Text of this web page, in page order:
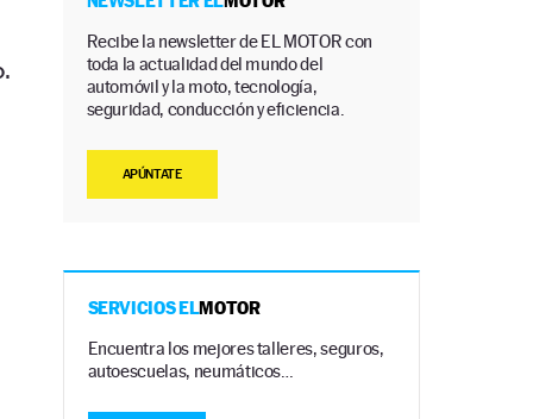
Recibe la newsletter de EL MOTOR con
toda la actualidad del mundo del
automóvil y la moto, tecnología,
seguridad, conducción y eficiencia.
APÚNTATE
SERVICIOS ELMOTOR
Encuentra los mejores talleres, seguros,
autoescuelas, neumáticos…